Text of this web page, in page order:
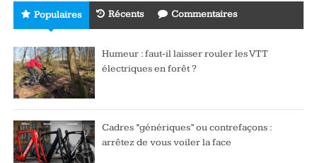
Populaires Récents Commentaires
Humeur : faut-il laisser rouler les VTT
électriques en forêt ?
Cadres “génériques” ou contrefaçons :
arrêtez de vous voiler la face